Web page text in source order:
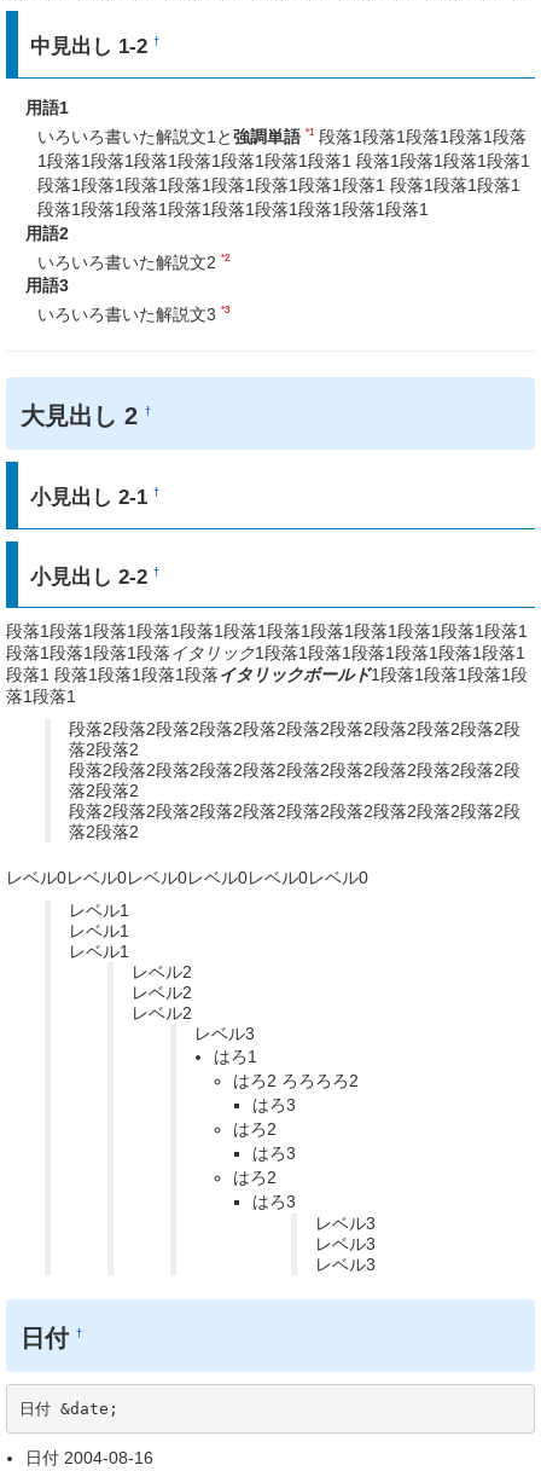
中見出し 1-2†
用語1
いろいろ書いた解説文1と強調単語 *1段落1段落1段落1段落1段落
1段落1段落1段落1段落1段落1段落1段落1 段落1段落1段落1段落1
段落1段落1段落1段落1段落1段落1段落1段落1 段落1段落1段落1
段落1段落1段落1段落1段落1段落1段落1段落1段落1
用語2
いろいろ書いた解説文2 *2
用語3
いろいろ書いた解説文3 *3
大見出し 2†
小見出し 2-1†
小見出し 2-2†
段落1段落1段落1段落1段落1段落1段落1段落1段落1段落1段落1段落1
段落1段落1段落1段落イタリック1段落1段落1段落1段落1段落1段落1
段落1 段落1段落1段落1段落イタリックボールド1段落1段落1段落1段
落1段落1
段落2段落2段落2段落2段落2段落2段落2段落2段落2段落2段
落2段落2
段落2段落2段落2段落2段落2段落2段落2段落2段落2段落2段
落2段落2
段落2段落2段落2段落2段落2段落2段落2段落2段落2段落2段
落2段落2
レベル0レベル0レベル0レベル0レベル0レベル0
レベル1
レベル1
レベル1
レベル2
レベル2
レベル2
レベル3
はろ1
はろ2 ろろろろ2
はろ3
はろ2
はろ3
はろ2
はろ3
レベル3
レベル3
レベル3
日付 †
日付 &date;
日付 2004-08-16